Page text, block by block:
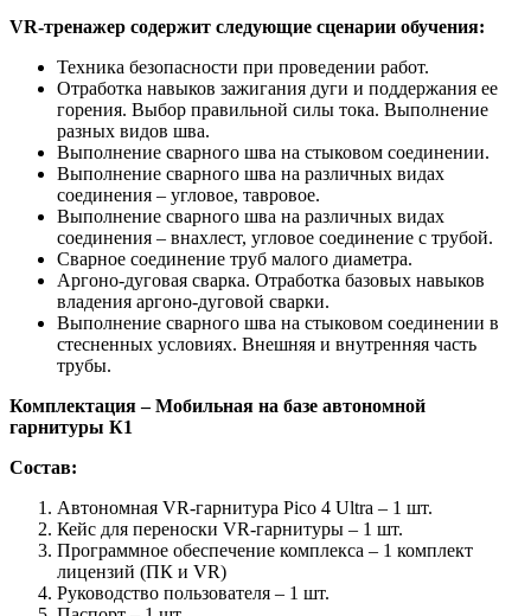
VR-тренажер содержит следующие сценарии обучения:
Техника безопасности при проведении работ.
Отработка навыков зажигания дуги и поддержания ее
горения. Выбор правильной силы тока. Выполнение
разных видов шва.
Выполнение сварного шва на стыковом соединении.
Выполнение сварного шва на различных видах
соединения – угловое, тавровое.
Выполнение сварного шва на различных видах
соединения – внахлест, угловое соединение с трубой.
Сварное соединение труб малого диаметра.
Аргоно-дуговая сварка. Отработка базовых навыков
владения аргоно-дуговой сварки.
Выполнение сварного шва на стыковом соединении в
стесненных условиях. Внешняя и внутренняя часть
трубы.
Комплектация – Мобильная на базе автономной
гарнитуры К1
Состав:
Автономная VR-гарнитура Pico 4 Ultra – 1 шт.
Кейс для переноски VR-гарнитуры – 1 шт.
Программное обеспечение комплекса – 1 комплект
лицензий (ПК и VR)
Руководство пользователя – 1 шт.